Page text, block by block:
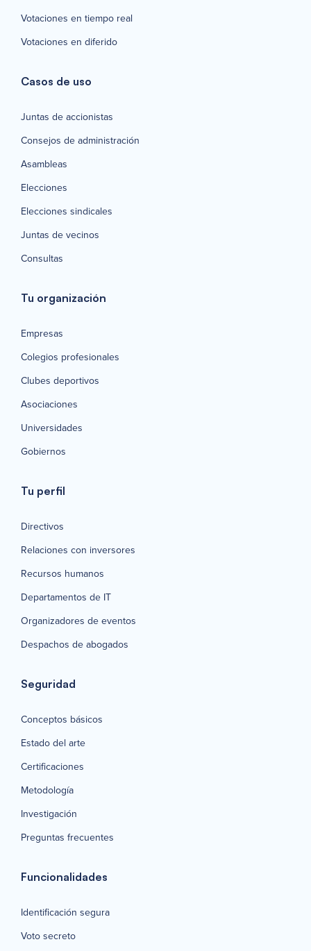
Votaciones en tiempo real
Votaciones en diferido
Casos de uso
Juntas de accionistas
Consejos de administración
Asambleas
Elecciones
Elecciones sindicales
Juntas de vecinos
Consultas
Tu organización
Empresas
Colegios profesionales
Clubes deportivos
Asociaciones
Universidades
Gobiernos
Tu perfil
Directivos
Relaciones con inversores
Recursos humanos
Departamentos de IT
Organizadores de eventos
Despachos de abogados
Seguridad
Conceptos básicos
Estado del arte
Certificaciones
Metodología
Investigación
Preguntas frecuentes
Funcionalidades
Identificación segura
Voto secreto